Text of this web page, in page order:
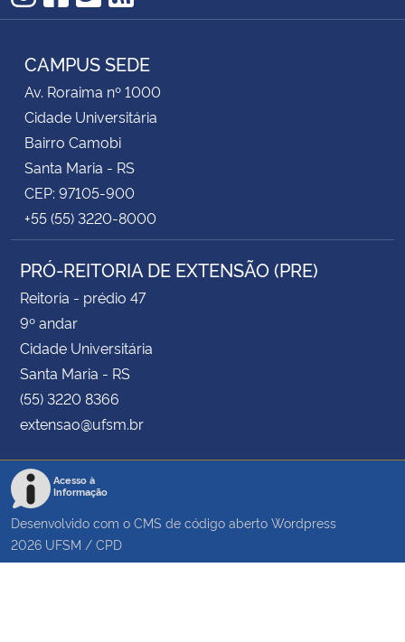
Instagram
Facebook
Twitter
RSS
CAMPUS SEDE
Av. Roraima nº 1000
Cidade Universitária
Bairro Camobi
Santa Maria - RS
CEP: 97105-900
+55 (55) 3220-8000
PRÓ-REITORIA DE EXTENSÃO (PRE)
Reitoria - prédio 47
9º andar
Cidade Universitária
Santa Maria - RS
(55) 3220 8366
extensao@ufsm.br
Acesso à
Informação
Desenvolvido com o CMS de código aberto Wordpress
2026 UFSM / CPD